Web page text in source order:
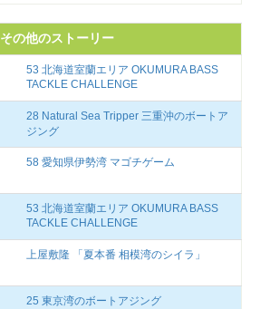
その他のストーリー
53 北海道室蘭エリア OKUMURA BASS
TACKLE CHALLENGE
28 Natural Sea Tripper 三重沖のボートア
ジング
58 愛知県伊勢湾 マゴチゲーム
53 北海道室蘭エリア OKUMURA BASS
TACKLE CHALLENGE
上屋敷隆 「夏本番 相模湾のシイラ」
25 東京湾のボートアジング